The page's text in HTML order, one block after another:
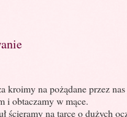
kroimy na pożądane przez
i obtaczamy w mące.
ścieramy na tarce o dużych